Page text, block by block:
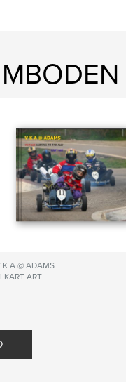
K A @ ADAMS
KART ART